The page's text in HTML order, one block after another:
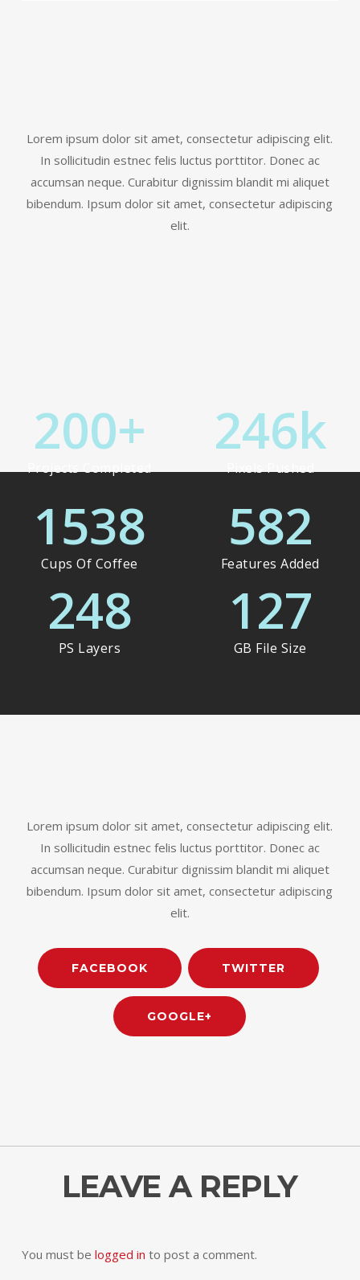
Lorem ipsum dolor sit amet, consectetur adipiscing elit.
In sollicitudin estnec felis luctus porttitor. Donec ac
accumsan neque. Curabitur dignissim blandit mi aliquet
bibendum. Ipsum dolor sit amet, consectetur adipiscing
elit.
200+
Projects Completed
246k
Pixels Pushed
1538
Cups Of Coffee
582
Features Added
248
PS Layers
127
GB File Size
Lorem ipsum dolor sit amet, consectetur adipiscing elit.
In sollicitudin estnec felis luctus porttitor. Donec ac
accumsan neque. Curabitur dignissim blandit mi aliquet
bibendum. Ipsum dolor sit amet, consectetur adipiscing
elit.
FACEBOOK TWITTER
GOOGLE+
LEAVE A REPLY
You must be logged in to post a comment.